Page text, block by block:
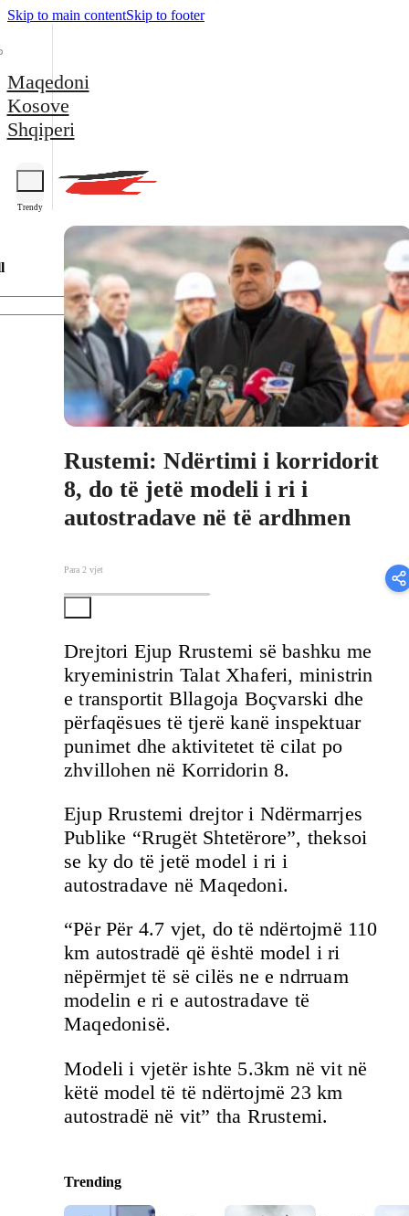
Skip to main contentSkip to footer
Maqedoni
Kosove
Shqiperi
Trendy
Rustemi: Ndërtimi i korridorit
8, do të jetë modeli i ri i
autostradave në të ardhmen
Para 2 vjet
Drejtori Ejup Rrustemi së bashku me
kryeministrin Talat Xhaferi, ministrin
e transportit Bllagoja Boçvarski dhe
përfaqësues të tjerë kanë inspektuar
punimet dhe aktivitetet të cilat po
zhvillohen në Korridorin 8.
Ejup Rrustemi drejtor i Ndërmarrjes
Publike “Rrugët Shtetërore”, theksoi
se ky do të jetë model i ri i
autostradave në Maqedoni.
“Për Për 4.7 vjet, do të ndërtojmë 110
km autostradë që është model i ri
nëpërmjet të së cilës ne e ndrruam
modelin e ri e autostradave të
Maqedonisë.
Modeli i vjetër ishte 5.3km në vit në
këtë model të të ndërtojmë 23 km
autostradë në vit” tha Rrustemi.
Trending